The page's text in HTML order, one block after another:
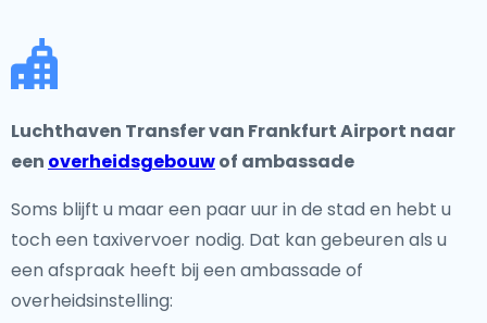
Luchthaven Transfer van Frankfurt Airport naar
een overheidsgebouwof ambassade
Soms blijft u maar een paar uur in de stad en hebt u
toch een taxivervoer nodig. Dat kan gebeuren als u
een afspraak heeft bij een ambassade of
overheidsinstelling: